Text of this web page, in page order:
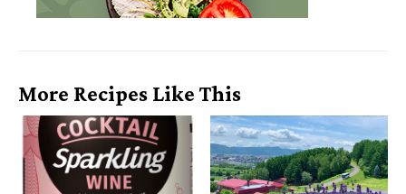
More Recipes Like This